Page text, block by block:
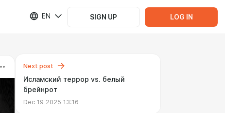
EN SIGN UP LOG IN
Next post
Исламский террор vs. белый
брейнрот
Dec 19 2025 13:16